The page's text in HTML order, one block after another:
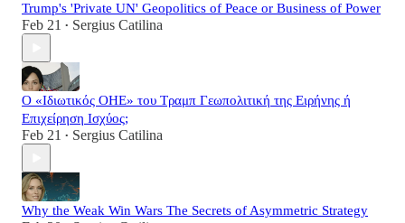
Trump's 'Private UN' Geopolitics of Peace or Business of Power
Feb 21 • Sergius Catilina
Ο «Ιδιωτικός ΟΗΕ» του Τραμπ Γεωπολιτική της Ειρήνης ή
Επιχείρηση Ισχύος;
Feb 21 • Sergius Catilina
Why the Weak Win Wars The Secrets of Asymmetric Strategy